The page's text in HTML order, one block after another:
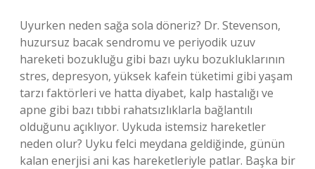
Uyurken neden sağa sola döneriz? Dr. Stevenson,
huzursuz bacak sendromu ve periyodik uzuv
hareketi bozukluğu gibi bazı uyku bozukluklarının
stres, depresyon, yüksek kafein tüketimi gibi yaşam
tarzı faktörleri ve hatta diyabet, kalp hastalığı ve
apne gibi bazı tıbbi rahatsızlıklarla bağlantılı
olduğunu açıklıyor. Uykuda istemsiz hareketler
neden olur? Uyku felci meydana geldiğinde, günün
kalan enerjisi ani kas hareketleriyle patlar. Başka bir